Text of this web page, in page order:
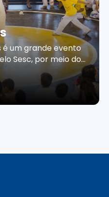
é um grande evento
Sesc, por meio do
reúne atletas de